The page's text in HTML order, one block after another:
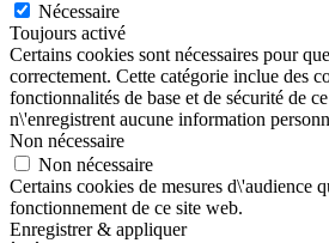
Nécessaire
Toujours activé
Certains cookies sont nécessaires pour
correctement. Cette catégorie inclue des
fonctionnalités de base et de sécurité de
n\'enregistrent aucune information
Non nécessaire
Non nécessaire
Certains cookies de mesures d\'audience
fonctionnement de ce site web.
Enregistrer & appliquer